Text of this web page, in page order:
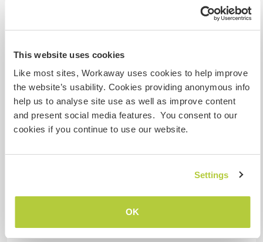
This website uses cookies
Like most sites, Workaway uses cookies to help improve
the website’s usability. Cookies providing anonymous info
help us to analyse site use as well as improve content
and present social media features. You consent to our
cookies if you continue to use our website.
Settings
OK
Familien möglich
Kann Digital Nomads
unterbringen
No Boundaries
Kapazität - wie viele
Workawayer maximal
mehr als zwei